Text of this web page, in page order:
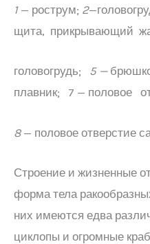
1— рострум; 2
щита, прикрывающий
головогрудь; 5 —
плавник; 7 — половое
8— половое отверстие
Строение и жизненные
форма тела
них имеются едва
циклопы и огромные